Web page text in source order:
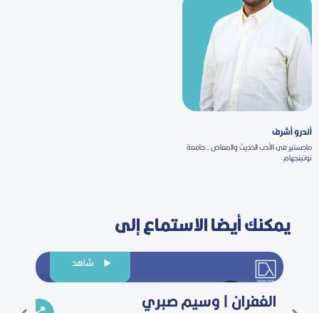
أندرو أشرف
ماجستير فى الأدب الحديث والمعاص - جامعة
نوتينجهام
يمكنك أيضا الاستماع إلى
الغفران | وسيم صبري